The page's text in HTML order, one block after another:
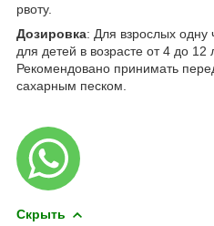
рвоту.
Дозировка: Для взрослых одну
для детей в возрасте от 4 до 12
Рекомендовано принимать
сахарным песком.
Скрыть